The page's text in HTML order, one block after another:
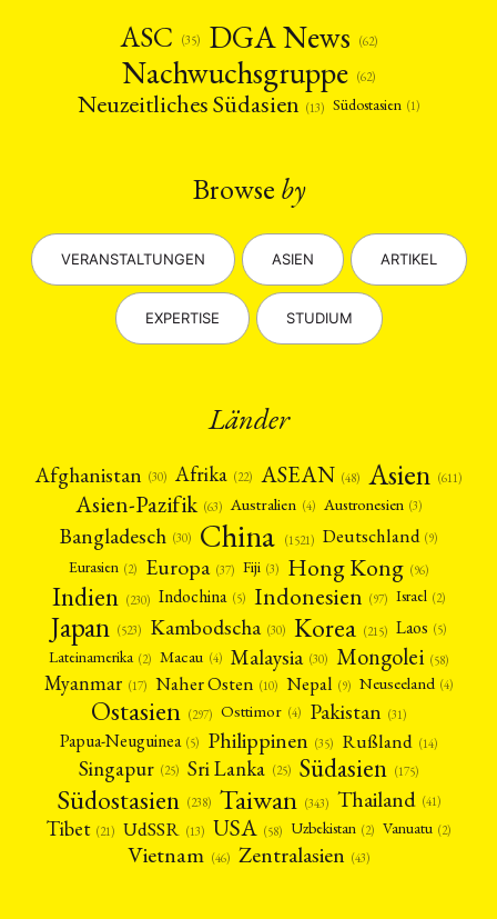
ASC
(35) DGA News (62)
Nachwuchsgruppe (62)
Neuzeitliches Südasien (13) Südostasien (1)
Browse by
VERANSTALTUNGEN ASIEN ARTIKEL
EXPERTISE STUDIUM
Länder
Afghanistan (30) Afrika (22) ASEAN (48) Asien (611)
Asien-Pazifik (63) Australien (4) Austronesien (3)
Bangladesch (30) China (1521) Deutschland (9)
Eurasien (2) Europa (37) Fiji (3) Hong Kong (96)
Indien (230) Indochina (5) Indonesien (97) Israel (2)
Japan (523) Kambodscha (30) Korea (215) Laos (5)
Lateinamerika (2) Macau (4) Malaysia (30) Mongolei (58)
Myanmar (17) Naher Osten (10) Nepal (9) Neuseeland (4)
Ostasien (297) Osttimor (4) Pakistan (31)
Papua-Neuguinea (5) Philippinen (35) Rußland (14)
Singapur (25) Sri Lanka (25) Südasien (175)
Südostasien (238) Taiwan (343) Thailand (41)
Tibet (21) UdSSR (13) USA (58) Uzbekistan (2) Vanuatu (2)
Vietnam (46) Zentralasien (43)